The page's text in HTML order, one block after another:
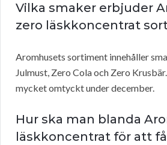
Vilka smaker erbjuder
zero läskkoncentrat
Aromhusets sortiment innehåller
Julmust, Zero Cola och Zero
mycket omtyckt under december.
Hur ska man blanda
läskkoncentrat för att